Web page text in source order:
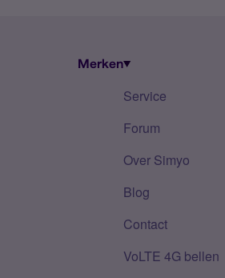
Merken
Service
Forum
Over Simyo
Blog
Contact
VoLTE 4G bellen